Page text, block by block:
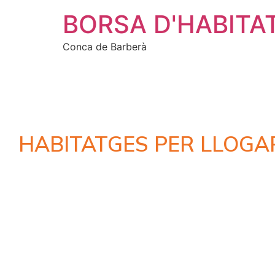
BORSA
Conca de Barberà
HABITATGES PER